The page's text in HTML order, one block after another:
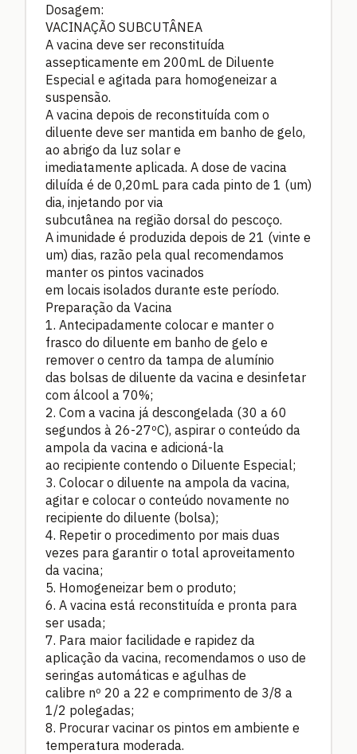
Dosagem:
VACINAÇÃO SUBCUTÂNEA
A vacina deve ser reconstituída
assepticamente em 200mL de Diluente
Especial e agitada para homogeneizar a
suspensão.
A vacina depois de reconstituída com o
diluente deve ser mantida em banho de gelo,
ao abrigo da luz solar e
imediatamente aplicada. A dose de vacina
diluída é de 0,20mL para cada pinto de 1 (um)
dia, injetando por via
subcutânea na região dorsal do pescoço.
A imunidade é produzida depois de 21 (vinte e
um) dias, razão pela qual recomendamos
manter os pintos vacinados
em locais isolados durante este período.
Preparação da Vacina
1. Antecipadamente colocar e manter o
frasco do diluente em banho de gelo e
remover o centro da tampa de alumínio
das bolsas de diluente da vacina e desinfetar
com álcool a 70%;
2. Com a vacina já descongelada (30 a 60
segundos à 26-27ºC), aspirar o conteúdo da
ampola da vacina e adicioná-la
ao recipiente contendo o Diluente Especial;
3. Colocar o diluente na ampola da vacina,
agitar e colocar o conteúdo novamente no
recipiente do diluente (bolsa);
4. Repetir o procedimento por mais duas
vezes para garantir o total aproveitamento
da vacina;
5. Homogeneizar bem o produto;
6. A vacina está reconstituída e pronta para
ser usada;
7. Para maior facilidade e rapidez da
aplicação da vacina, recomendamos o uso de
seringas automáticas e agulhas de
calibre nº 20 a 22 e comprimento de 3/8 a
1/2 polegadas;
8. Procurar vacinar os pintos em ambiente e
temperatura moderada.